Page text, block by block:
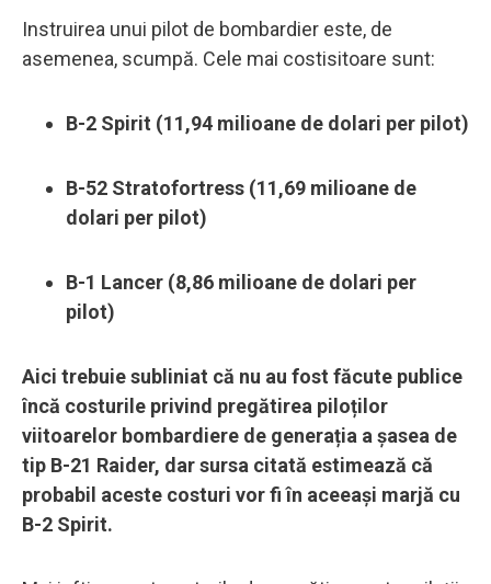
Instruirea unui pilot de bombardier este, de
asemenea, scumpă. Cele mai costisitoare sunt:
B-2 Spirit (11,94 milioane de dolari per pilot)
B-52 Stratofortress (11,69 milioane de
dolari per pilot)
B-1 Lancer (8,86 milioane de dolari per
pilot)
Aici trebuie subliniat că nu au fost făcute publice
încă costurile privind pregătirea piloților
viitoarelor bombardiere de generația a șasea de
tip B-21 Raider, dar sursa citată estimează că
probabil aceste costuri vor fi în aceeași marjă cu
B-2 Spirit.